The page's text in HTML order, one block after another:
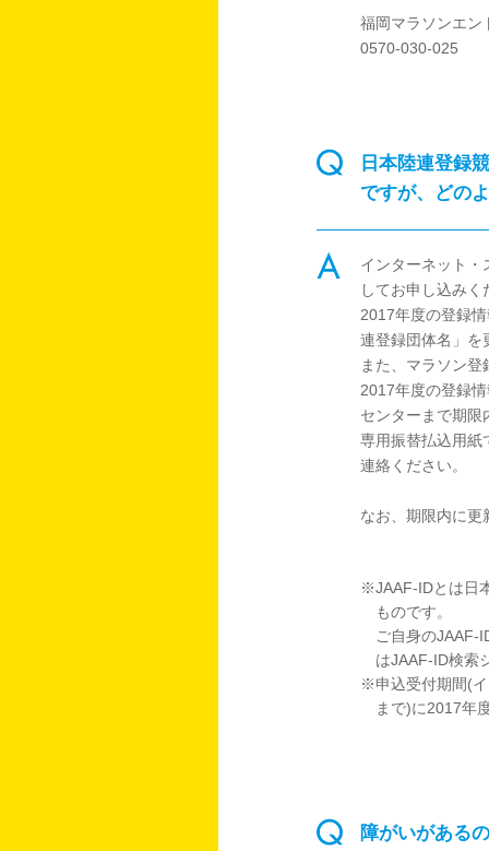
福岡マラソンエン
0570-030-025
日本陸連登録
ですが、どの
インターネット・
してお申し込みく
2017年度の登録
連登録団体名」を
また、マラソン
2017年度の登録
センターまで期限
専用振替払込用紙
連絡ください。
なお、期限内に更
※JAAF-IDとは日
ものです。
ご自身のJAAF-
はJAAF-ID検索
※申込受付期間(
まで)に2017年
障がいがある